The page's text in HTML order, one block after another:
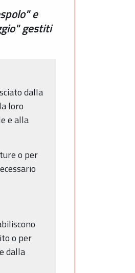
e
gestiti
dalla
loro
e alla
o per
o per
dalla